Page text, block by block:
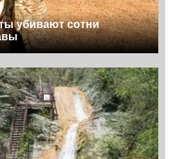
убивают сотни